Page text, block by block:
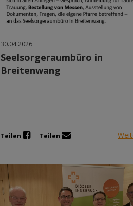
30.04.2026
Seelsorgeraumbüro in
Breitenwang
Teilen Teilen